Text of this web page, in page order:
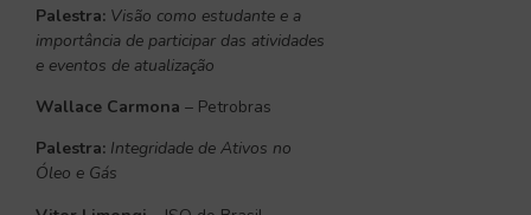
Palestra: Visão como estudante e a
importância de participar das atividades
e eventos de atualização
Wallace Carmona – Petrobras
Palestra: Integridade de Ativos no
Óleo e Gás